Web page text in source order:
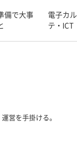
備で大事
電子カル
テ・ICT
営を手掛ける。